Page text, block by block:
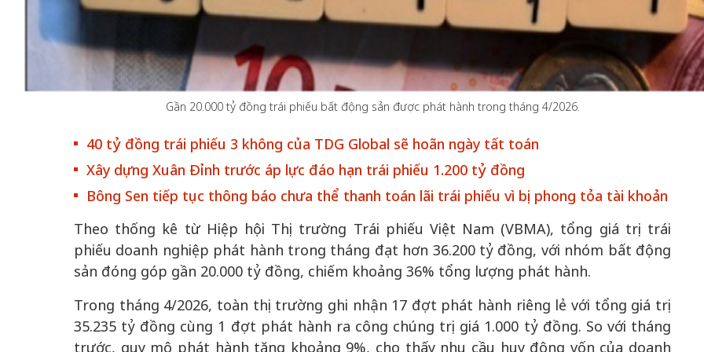
Gần 20.000 tỷ đồng trái phiếu bất động sản được phát hành trong tháng 4/2026.
40 tỷ đồng trái phiếu 3 không của TDG Global sẽ hoãn ngày tất toán
Xây dựng Xuân Đỉnh trước áp lực đáo hạn trái phiếu 1.200 tỷ đồng
Bông Sen tiếp tục thông báo chưa thể thanh toán lãi trái phiếu vì bị phong tỏa tài khoản
Theo thống kê từ Hiệp hội Thị trường Trái phiếu Việt Nam (VBMA), tổng giá trị trái
phiếu doanh nghiệp phát hành trong tháng đạt hơn 36.200 tỷ đồng, với nhóm bất động
sản đóng góp gần 20.000 tỷ đồng, chiếm khoảng 36% tổng lượng phát hành.
Trong tháng 4/2026, toàn thị trường ghi nhận 17 đợt phát hành riêng lẻ với tổng giá trị
35.235 tỷ đồng cùng 1 đợt phát hành ra công chúng trị giá 1.000 tỷ đồng. So với tháng
trước, quy mô phát hành tăng khoảng 9%, cho thấy nhu cầu huy động vốn của doanh
Hà Nội vững bước vào
không gian phát triển
mới - Kỳ 5: Thủ đô qua
lăng kính số hóa
50 năm Việt Nam gia
nhập UNESCO: Khơi
nguồn nội lực văn hóa,
định hình vị thế kiến
tạo | Kỳ 4: Sáng kiến
làm nên diện mạo mới
50 năm Việt Nam gia
nhập UNESCO: Khơi
nguồn nội lực văn hóa,
định hình vị thế kiến
tạo | Kỳ 3: Hội nhập
quốc tế bằng bản lĩnh
50 năm Việt
nhập
quyết định